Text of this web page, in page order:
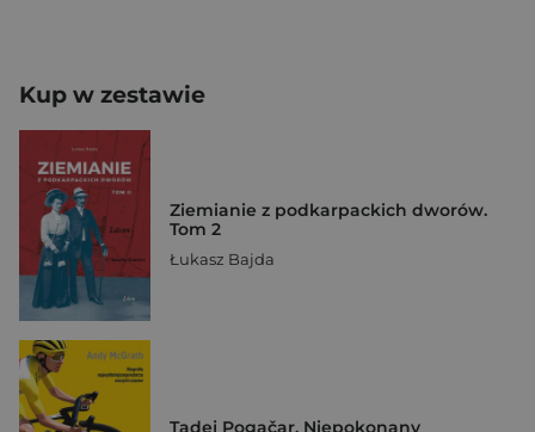
Kup w zestawie
Ziemianie z podkarpackich dworów.
Tom 2
Łukasz Bajda
Tadej Pogačar. Niepokonany